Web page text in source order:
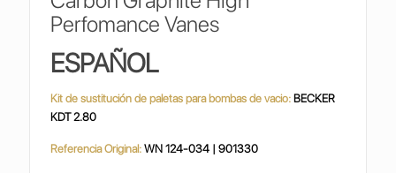
Perfomance Vanes
ESPAÑOL
Kit de sustitución de paletas para bombas de vacio: BECKER
KDT 2.80
Referencia Original:WN 124-034 | 901330